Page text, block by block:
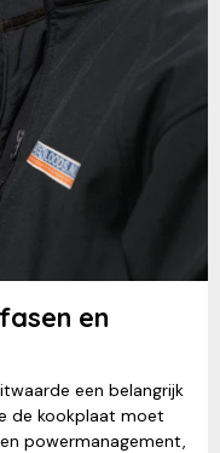
en
een belangrijk
de kookplaat moet
powermanagement,